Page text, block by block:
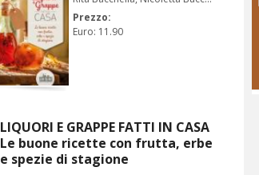
Prezzo:
Euro: 11.90
LIQUORI E GRAPPE FATTI IN CASA
Le buone ricette con frutta, erbe
e spezie di stagione